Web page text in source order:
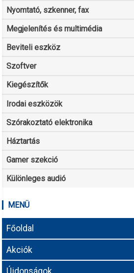
Nyomtató, szkenner, fax
Megjelenítés és multimédia
Beviteli eszköz
Szoftver
Kiegészítők
Irodai eszközök
Szórakoztató elektronika
Háztartás
Gamer szekció
Különleges audió
MENÜ
Főoldal
Akciók